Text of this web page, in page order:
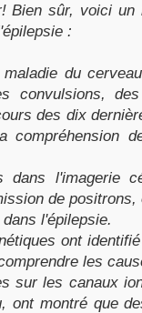
Bien sûr, voici
:
du
convulsions,
des dix
compréhension
l'imagerie
de
l'épilepsie.
ont
les
sur les canaux
ont montré que